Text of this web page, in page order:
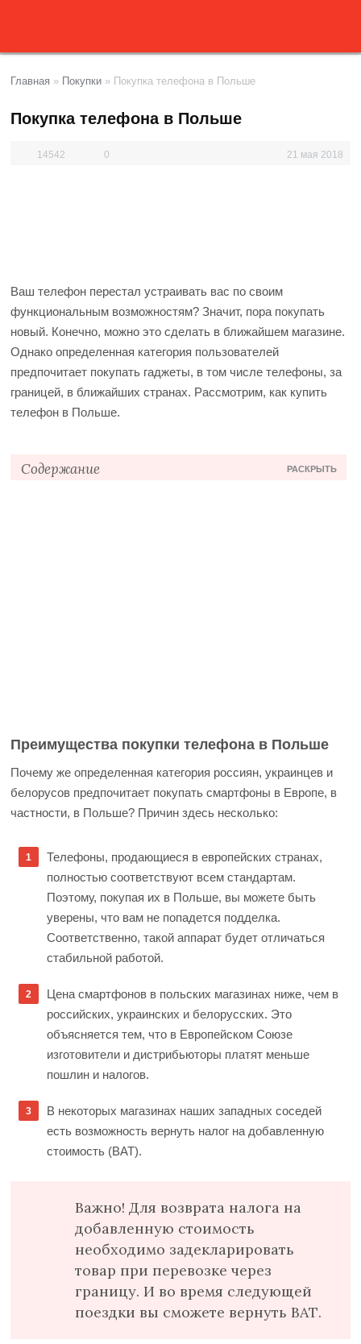
Главная » Покупки » Покупка телефона в Польше
Покупка телефона в Польше
14542 0 21 мая 2018
Ваш телефон перестал устраивать вас по своим
функциональным возможностям? Значит, пора покупать
новый. Конечно, можно это сделать в ближайшем магазине.
Однако определенная категория пользователей
предпочитает покупать гаджеты, в том числе телефоны, за
границей, в ближайших странах. Рассмотрим, как купить
телефон в Польше.
Содержание РАСКРЫТЬ
Преимущества покупки телефона в Польше
Почему же определенная категория россиян, украинцев и
белорусов предпочитает покупать смартфоны в Европе, в
частности, в Польше? Причин здесь несколько:
Телефоны, продающиеся в европейских странах,
полностью соответствуют всем стандартам.
Поэтому, покупая их в Польше, вы можете быть
уверены, что вам не попадется подделка.
Соответственно, такой аппарат будет отличаться
стабильной работой.
Цена смартфонов в польских магазинах ниже, чем в
российских, украинских и белорусских. Это
объясняется тем, что в Европейском Союзе
изготовители и дистрибьюторы платят меньше
пошлин и налогов.
В некоторых магазинах наших западных соседей
есть возможность вернуть налог на добавленную
стоимость (ВАТ).
Важно! Для возврата налога на
добавленную стоимость
необходимо задекларировать
товар при перевозке через
границу. И во время следующей
поездки вы сможете вернуть ВАТ.